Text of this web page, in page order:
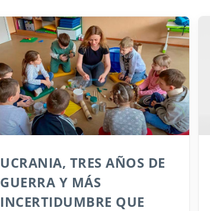
UCRANIA, TRES AÑOS DE
GUERRA Y MÁS
INCERTIDUMBRE QUE